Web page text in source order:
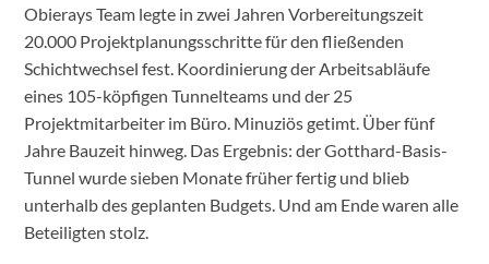
Obierays Team legte in zwei Jahren Vorbereitungszeit
20.000 Projektplanungsschritte für den fließenden
Schichtwechsel fest. Koordinierung der Arbeitsabläufe
eines 105-köpfigen Tunnelteams und der 25
Projektmitarbeiter im Büro. Minuziös getimt. Über fünf
Jahre Bauzeit hinweg. Das Ergebnis: der Gotthard-Basis-
Tunnel wurde sieben Monate früher fertig und blieb
unterhalb des geplanten Budgets. Und am Ende waren alle
Beteiligten stolz.